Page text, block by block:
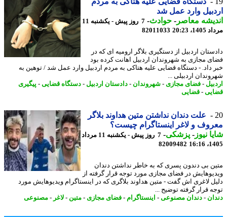
وارد عمل شد
معاصر-حوادث -
7 روز پیش - یکشنبه 11
20:23
82011033
اردبیل از دستگیری بلاگر ارومیه ای که در
مجازی به شهروندان اردبیل اهانت کرده بود
داد. - دستگاه قضایی علیه هتاکی به مردم اردبیل وارد عمل شد / توهین به
اردبیلی ...
-فضای مجازی- شهروندان- دادستان اردبیل -دستگاه قضایی-پیگیری
-قضایی
علت دندان نداشتن متین هداوند بلاگر
و لاغر اینستاگرام چیست؟
نیوز-پزشکی-
7 روز پیش - یکشنبه 11 مرداد
82009482
بی دندون پسری که به خاطر نداشتن دندان
در فضای مجازی مورد توجه قرار گرفته از
لاغری اش گفت - متین هداوند بلاگری که در اینستاگرام ویدیوهایش مورد
قرار گرفته توضیح ...
- دندان مصنوعی-اینستاگرام- فضای مجازی- متین-لاغر -مصنوعی